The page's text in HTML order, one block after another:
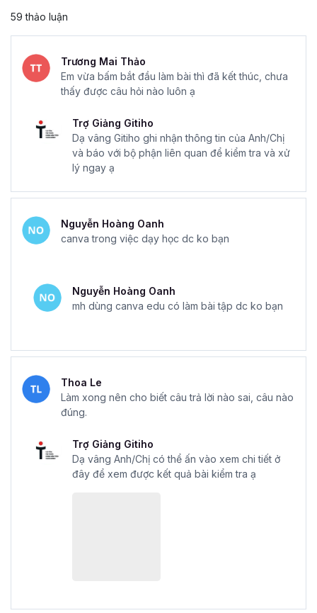
59 thảo luận
Trương Mai Thảo
Em vừa bấm bắt đầu làm bài thì đã kết thúc, chưa
thấy được câu hỏi nào luôn ạ
Trợ Giảng Gitiho
Dạ vâng Gitiho ghi nhận thông tin của Anh/Chị
và báo với bộ phận liên quan để kiểm tra và xử
lý ngay ạ
Nguyễn Hoàng Oanh
canva trong việc dạy học dc ko bạn
Nguyễn Hoàng Oanh
mh dùng canva edu có làm bài tập dc ko bạn
Thoa Le
Làm xong nên cho biết câu trả lời nào sai, câu nào
đúng.
Trợ Giảng Gitiho
Dạ vâng Anh/Chị có thể ấn vào xem chi tiết ở
đây để xem được kết quả bài kiểm tra ạ